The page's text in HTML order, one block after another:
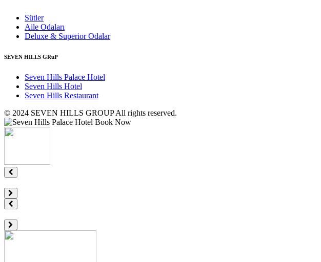
Sütler
Aile Odaları
Deluxe & Superior Odalar
SEVEN HILLS GRuP
Seven Hills Palace Hotel
Seven Hills Hotel
Seven Hills Restaurant
© 2024 SEVEN HILLS GROUP All rights reserved.